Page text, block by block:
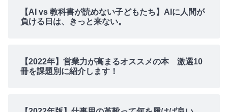
【AI vs 教科書が読めない子どもたち】AIに人間が
負ける日は、きっと来ない。
【2022年】営業力が高まるオススメの本 激選10
冊を課題別に紹介します！